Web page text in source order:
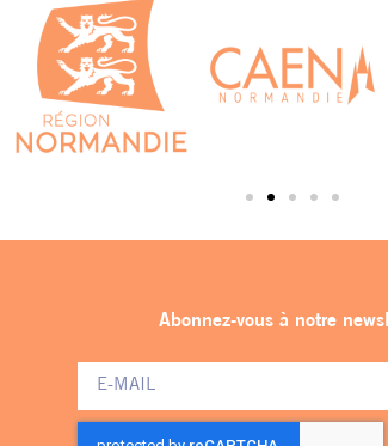
Abonnez-vous à notre